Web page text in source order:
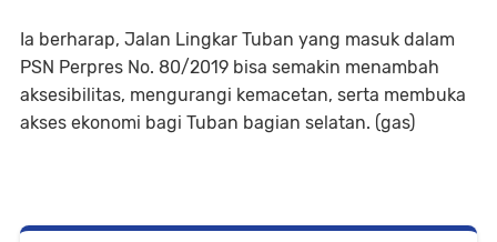
Ia berharap, Jalan Lingkar Tuban yang masuk dalam
PSN Perpres No. 80/2019 bisa semakin menambah
aksesibilitas, mengurangi kemacetan, serta membuka
akses ekonomi bagi Tuban bagian selatan. (gas)